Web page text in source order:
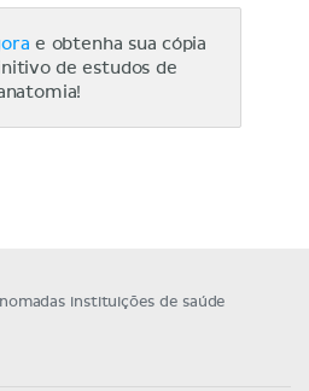
e obtenha sua cópia
de estudos de
instituições de saúde